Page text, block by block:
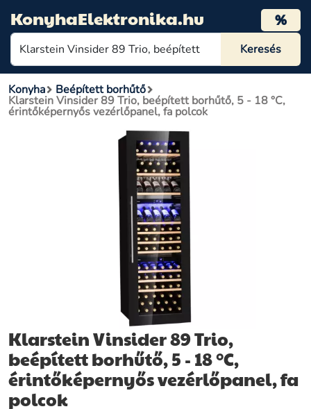
KonyhaElektronika.hu %
Konyha Beépített borhűtő
Klarstein Vinsider 89 Trio, beépített borhűtő, 5 - 18 °C,
érintőképernyős vezérlőpanel, fa polcok
Klarstein Vinsider 89 Trio,
beépített borhűtő, 5 - 18 °C,
érintőképernyős vezérlőpanel, fa
polcok